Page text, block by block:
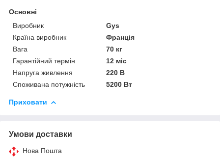
Основні
Виробник
Gys
Країна виробник
Франція
Вага
70 кг
Гарантійний термін
12 міс
Напруга живлення
220 В
Споживана потужність
5200 Вт
Приховати
Умови доставки
Нова Пошта